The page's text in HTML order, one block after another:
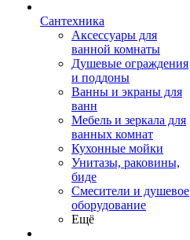
Сантехника
Аксессуары для
ванной комнаты
Душевые ограждения
и поддоны
Ванны и экраны для
ванн
Мебель и зеркала для
ванных комнат
Кухонные мойки
Унитазы, раковины,
биде
Смесители и душевое
оборудование
Ещё